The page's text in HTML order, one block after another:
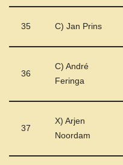
35 C) Jan Prins
36
C) André
Feringa
37
X) Arjen
Noordam